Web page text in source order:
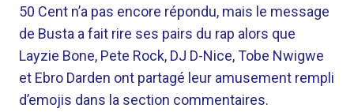
50 Cent n’a pas encore répondu, mais le message
de Busta a fait rire ses pairs du rap alors que
Layzie Bone, Pete Rock, DJ D-Nice, Tobe Nwigwe
et Ebro Darden ont partagé leur amusement rempli
d’emojis dans la section commentaires.